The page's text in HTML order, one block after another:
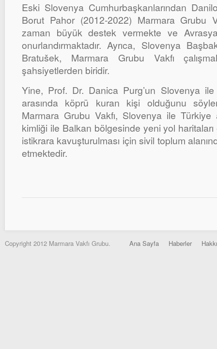
Eski Slovenya Cumhurbaşkanlarından
Borut Pahor (2012-2022) Marmara Grubu
zaman büyük destek vermekte ve
onurlandırmaktadır. Ayrıca, Slovenya
Bratušek, Marmara Grubu Vakfı
şahsiyetlerden biridir.
Yine, Prof. Dr. Danica Purg’un Slovenya
arasında köprü kuran kişi olduğunu
Marmara Grubu Vakfı, Slovenya ile Türkiye
kimliği ile Balkan bölgesinde yeni yol
istikrara kavuşturulması için sivil toplum
etmektedir.
Copyright 2012 Marmara Vakfı Grubu. Ana Sayfa Haberler